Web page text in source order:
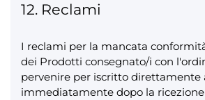
12. Reclami
I reclami per la mancata
dei Prodotti consegnato/i con
pervenire per iscritto direttamente
immediatamente dopo la